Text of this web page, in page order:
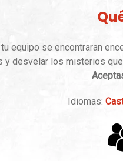
equipo se encontraran
y desvelar los misterios
Idiomas: